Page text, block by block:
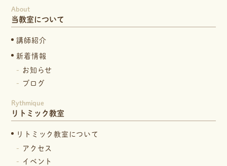
About
当教室について
講師紹介
新着情報
お知らせ
ブログ
Rythmique
リトミック教室
リトミック教室について
アクセス
イベント